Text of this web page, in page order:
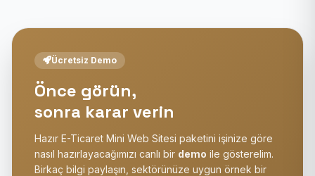
Ücretsiz Demo
Önce görün,
sonra karar verin
Hazır E-Ticaret Mini Web Sitesi paketini işinize göre
nasıl hazırlayacağımızı canlı bir demo ile gösterelim.
Birkaç bilgi paylaşın, sektörünüze uygun örnek bir